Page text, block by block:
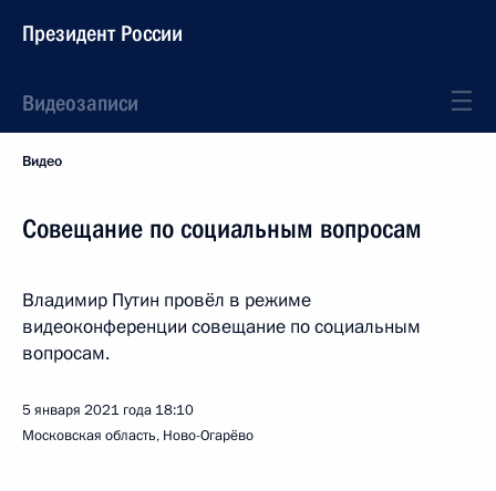
Президент России
Видеозаписи
Видео
Совещание по социальным вопросам
Владимир Путин провёл в режиме
видеоконференции совещание по социальным
вопросам.
5 января 2021 года 18:10
Московская область, Ново-Огарёво